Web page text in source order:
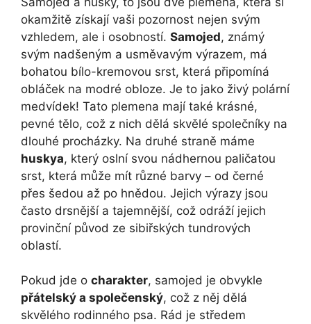
okamžitě získají vaši pozornost nejen svým
vzhledem, ale i osobností. Samojed, známý
svým nadšeným a usměvavým výrazem, má
bohatou bílo-kremovou srst, která připomíná
obláček na modré obloze. Je to jako živý polární
medvídek! Tato plemena mají také krásné,
pevné tělo, což z nich dělá skvělé společníky na
dlouhé procházky. Na druhé straně máme
huskya, který oslní svou nádhernou paličatou
srst, která může mít různé barvy – od černé
přes šedou až po hnědou. Jejich výrazy jsou
často drsnější a tajemnější, což odráží jejich
provinční původ ze sibiřských tundrových
oblastí.
Pokud jde o charakter, samojed je obvykle
přátelský a společenský, což z něj dělá
skvělého rodinného psa. Rád je středem